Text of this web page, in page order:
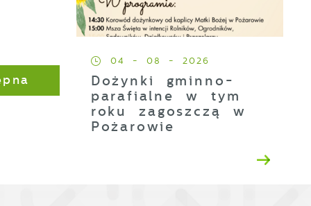
04 - 08 - 2026
Dożynki gminno-
parafialne w tym
roku zagoszczą w
Pożarowie